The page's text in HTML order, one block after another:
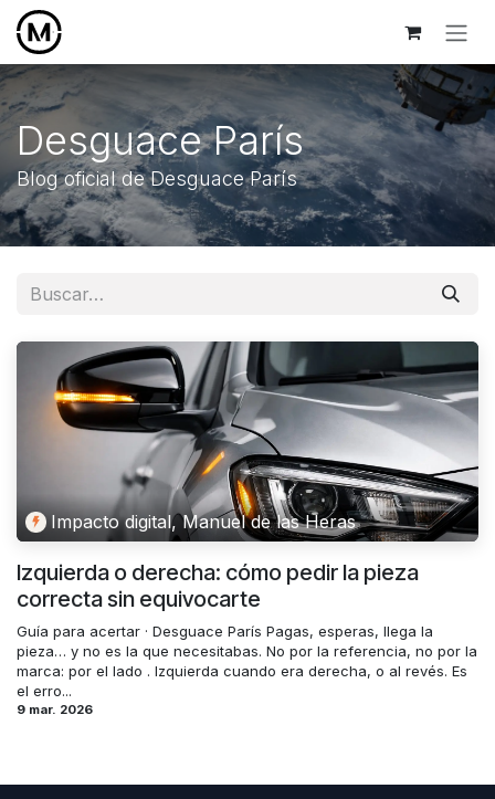
Ir al contenido
Desguace París
Blog oficial de Desguace París
Impacto digital, Manuel de las Heras
Izquierda o derecha: cómo pedir la pieza
correcta sin equivocarte
Guía para acertar · Desguace París Pagas, esperas, llega la
pieza… y no es la que necesitabas. No por la referencia, no por la
marca: por el lado . Izquierda cuando era derecha, o al revés. Es
el erro...
9 mar. 2026